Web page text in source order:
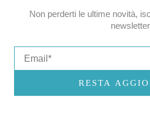
Non perderti le ultime novità,
RESTA